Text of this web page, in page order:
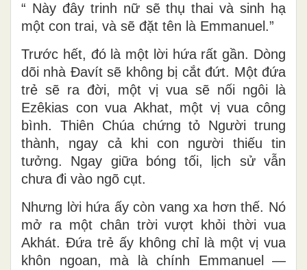
“ Này đây trinh nữ sẽ thụ thai và sinh hạ
một con trai, và sẽ đặt tên là Emmanuel.”
Trước hết, đó là một lời hứa rất gần. Dòng
dõi nhà Đavít sẽ không bị cắt đứt. Một đứa
trẻ sẽ ra đời, một vị vua sẽ nối ngôi là
Ezêkias con vua Akhat, một vị vua công
bình. Thiên Chúa chứng tỏ Người trung
thành, ngay cả khi con người thiếu tin
tưởng. Ngay giữa bóng tối, lịch sử vẫn
chưa đi vào ngõ cụt.
Nhưng lời hứa ấy còn vang xa hơn thế. Nó
mở ra một chân trời vượt khỏi thời vua
Akhát. Đứa trẻ ấy không chỉ là một vị vua
khôn ngoan, mà là chính Emmanuel —